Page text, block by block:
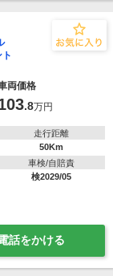
両価格
.8万円
走行距離
50Km
車検/自賠責
検2029/05
話をかける